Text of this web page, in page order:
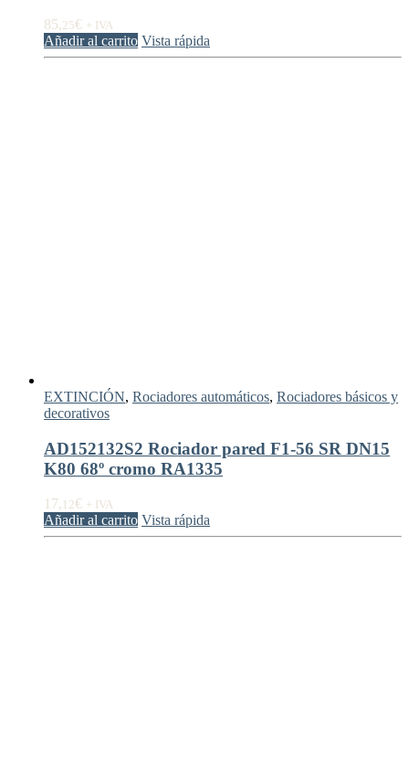
85,25€ + IVA
Añadir al carrito Vista rápida
EXTINCIÓN, Rociadores automáticos, Rociadores básicos y
decorativos
AD152132S2 Rociador pared F1-56 SR DN15
K80 68º cromo RA1335
17, 12€ + IVA
Añadir al carrito Vista rápida